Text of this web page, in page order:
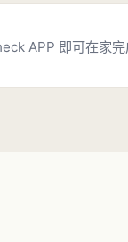
APP 即可在家